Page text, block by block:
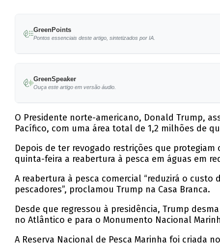
GreenPoints
Pontos essenciais deste artigo, sintetizados por IA.
Reabertura ocorre nas águas em redor das
Desde que assumiu, Trump desmantelou
A Reserva Nacional de Pesca Marinha foi
GreenSpeaker
Ouça este artigo em versão áudio.
O Presidente norte-americano, Donald Trump,
Pacífico, com uma área total de 1,2 milhões de
Depois de ter revogado restrições que
quinta-feira a reabertura à pesca em águas em
A reabertura à pesca comercial “reduzirá o
pescadores”, proclamou Trump na Casa Branca.
Desde que regressou à presidência, Trump
no Atlântico e para o Monumento Nacional
A Reserva Nacional de Pesca Marinha foi criada